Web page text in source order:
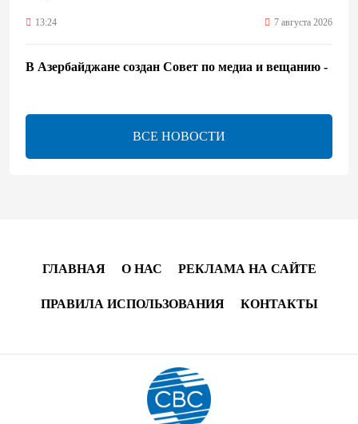
13:24 7 августа 2026
В Азербайджане создан Совет по медиа и вещанию -
13:16 7 августа 2026
ЕАЭС расширяет финансовый рынок и вводит
программу "зеленой трансформации"
экономики и наращивает взаимную торговлю –
ВСЕ НОВОСТИ
ГЛАВНАЯ О НАС РЕКЛАМА НА САЙТЕ
ПРАВИЛА ИСПОЛЬЗОВАНИЯ КОНТАКТЫ